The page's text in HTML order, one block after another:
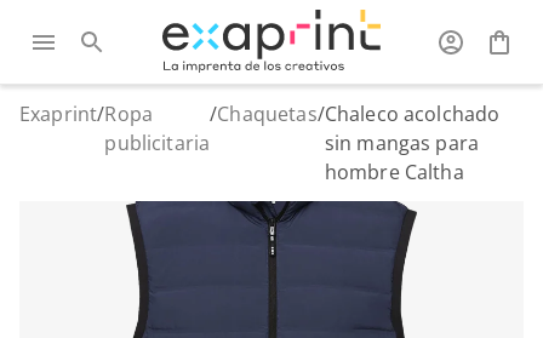
Exaprint/Ropa
publicitaria
/Chaquetas/Chaleco acolchado
sin mangas para
hombre Caltha